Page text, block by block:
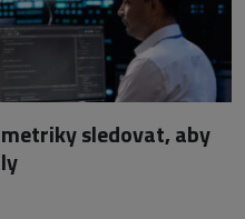
sledovat, aby